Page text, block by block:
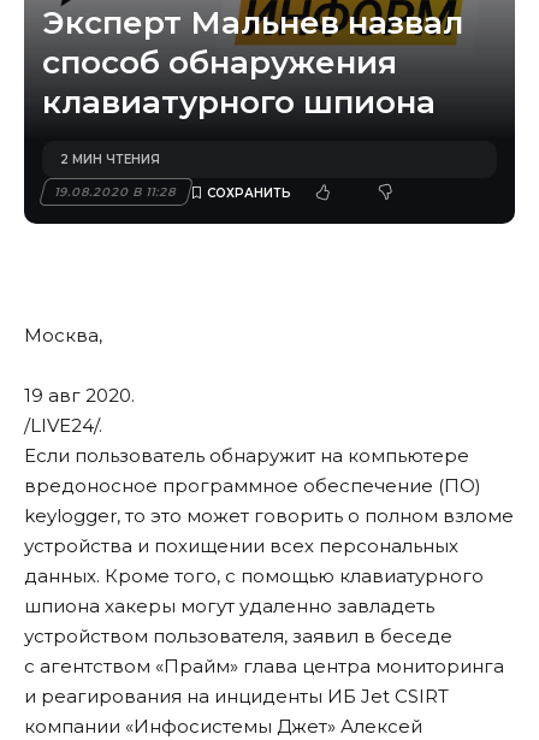
Эксперт Мальнев назвал
способ обнаружения
клавиатурного шпиона
19.08.2020 В 11:28
2 МИН ЧТЕНИЯ
Москва,
19 авг 2020.
/LIVE24/.
Если пользователь обнаружит на компьютере
вредоносное программное обеспечение (ПО)
keylogger, то это может говорить о полном взломе
устройства и похищении всех персональных
данных. Кроме того, с помощью клавиатурного
шпиона хакеры могут удаленно завладеть
устройством пользователя, заявил в беседе
с агентством «Прайм» глава центра мониторинга
и реагирования на инциденты ИБ Jet CSIRT
компании «Инфосистемы Джет» Алексей